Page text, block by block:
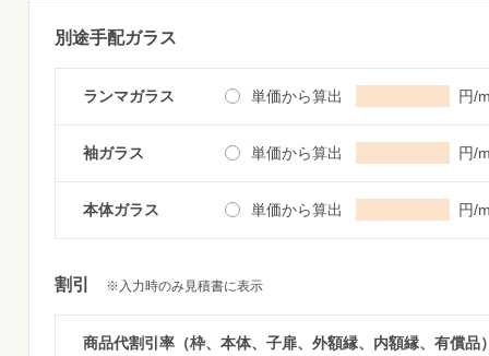
別途手配ガラス
ランマガラス 単価から算出 円/
袖ガラス 単価から算出 円/
本体ガラス 単価から算出 円/
割引 ※入力時のみ見積書に表示
商品代割引率（枠、本体、子扉、外額縁、内額縁、有償品